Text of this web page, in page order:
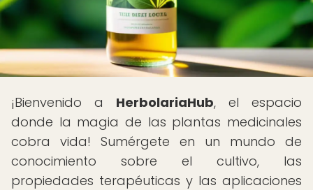
¡Bienvenido a HerbolariaHub, el espacio
donde la magia de las plantas medicinales
cobra vida! Sumérgete en un mundo de
conocimiento sobre el cultivo, las
propiedades terapéuticas y las aplicaciones